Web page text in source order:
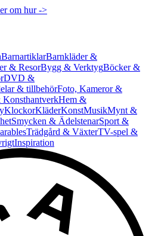
om hur ->
BarnartiklarBarnkläder &
& ResorBygg & VerktygBöcker &
DVD &
& tillbehörFoto, Kameror &
Hem &
KlockorKläderKonstMusikMynt &
Smycken & ÄdelstenarSport &
Trädgård & VäxterTV-spel &
Inspiration